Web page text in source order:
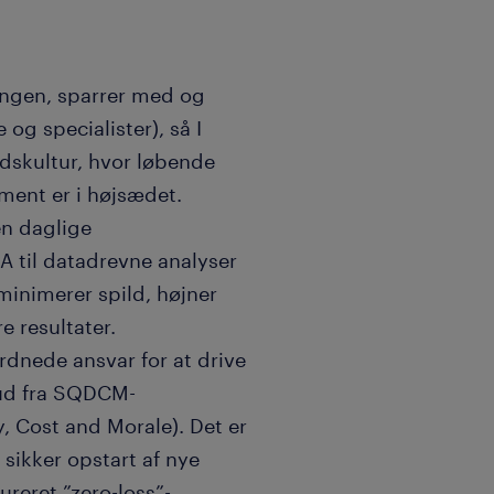
sparrer med og
og specialister), så I
hvor løbende
er i højsædet.
daglige
til datadrevne analyser
spild, højner
resultater.
ansvar for at drive
fra SQDCM-
Cost and Morale). Det er
opstart af nye